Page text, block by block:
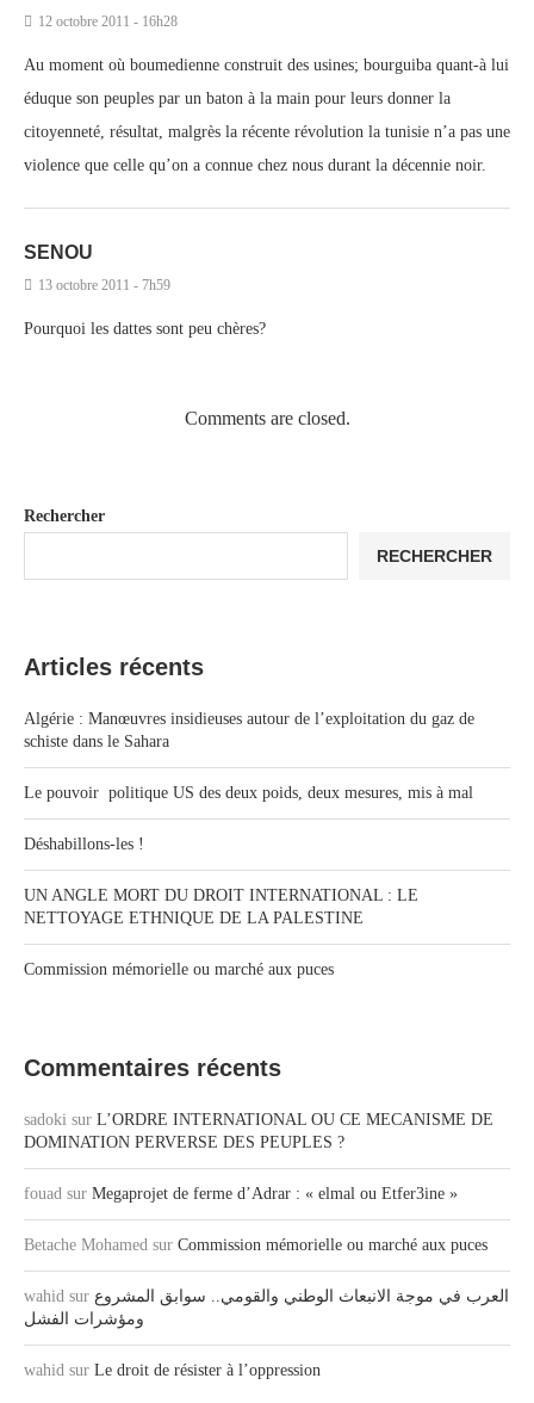
12 octobre 2011 - 16h28
Au moment où boumedienne construit des usines; bourguiba quant-à lui
éduque son peuples par un baton à la main pour leurs donner la
citoyenneté, résultat, malgrès la récente révolution la tunisie n’a pas une
violence que celle qu’on a connue chez nous durant la décennie noir.
SENOU
13 octobre 2011 - 7h59
Pourquoi les dattes sont peu chères?
Comments are closed.
Rechercher
RECHERCHER
Articles récents
Algérie : Manœuvres insidieuses autour de l’exploitation du gaz de
schiste dans le Sahara
Le pouvoir politique US des deux poids, deux mesures, mis à mal
Déshabillons-les !
UN ANGLE MORT DU DROIT INTERNATIONAL : LE
NETTOYAGE ETHNIQUE DE LA PALESTINE
Commission mémorielle ou marché aux puces
Commentaires récents
sadoki sur L’ORDRE INTERNATIONAL OU CE MECANISME DE
DOMINATION PERVERSE DES PEUPLES ?
fouad sur Megaprojet de ferme d’Adrar : « elmal ou Etfer3ine »
Betache Mohamed sur Commission mémorielle ou marché aux puces
wahid sur العرب في موجة الانبعاث الوطني والقومي.. سوابق المشروع
ومؤشرات الفشل
wahid sur Le droit de résister à l’oppression